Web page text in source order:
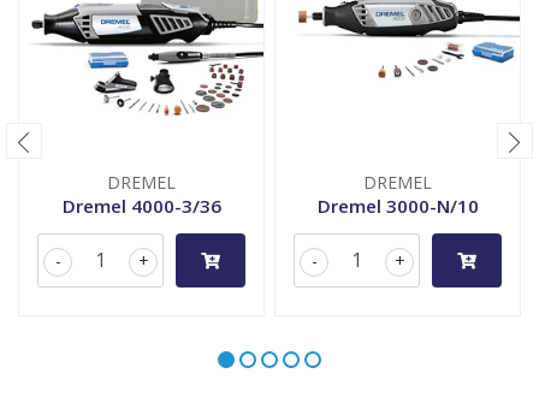
DREMEL
Dremel 4000-3/36
+
-
DREMEL
Dremel 3000-N/10
+
-